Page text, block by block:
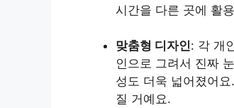
시간을 다른 곳에 활
맞춤형 디자인: 각 개
인으로 그려서 진짜
성도 더욱 넓어졌어
질 거예요.